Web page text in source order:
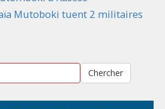
Mutoboki tuent 2 militaires
Chercher